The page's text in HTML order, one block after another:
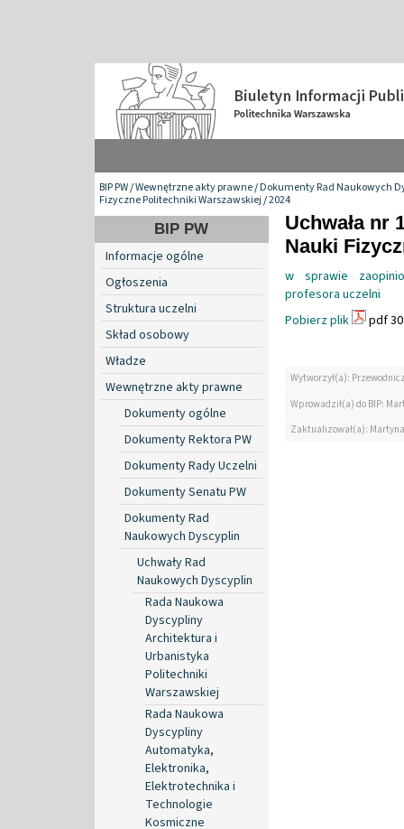
BIP PW/Wewnętrzne akty prawne/Dokumenty Rad Naukowych
Fizyczne Politechniki Warszawskiej/2024
BIP PW
Informacje ogólne
Ogłoszenia
Struktura uczelni
Skład osobowy
Władze
Wewnętrzne akty prawne
Dokumenty ogólne
Dokumenty Rektora PW
Dokumenty Rady Uczelni
Dokumenty Senatu PW
Dokumenty Rad
Naukowych Dyscyplin
Uchwały Rad
Naukowych Dyscyplin
Rada Naukowa
Dyscypliny
Architektura i
Urbanistyka
Politechniki
Warszawskiej
Rada Naukowa
Dyscypliny
Automatyka,
Elektronika,
Elektrotechnika i
Technologie
Kosmiczne
Uchwała nr
Nauki
w sprawie
profesora uczelni
Pobierz plik
pdf
Wytworzył(a):
Wprowadził(a) do BIP:
Zaktualizował(a):